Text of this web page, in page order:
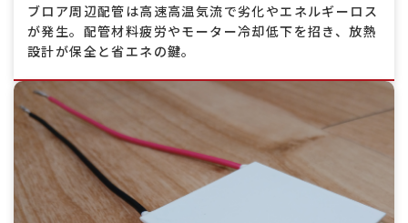
ブロア周辺配管は高速高温気流で劣化やエネルギーロス
が発生。配管材料疲労やモーター冷却低下を招き、放熱
設計が保全と省エネの鍵。